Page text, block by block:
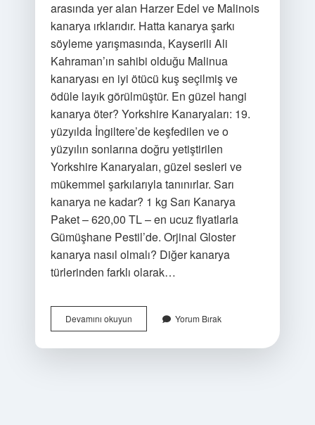
arasında yer alan Harzer Edel ve Malinois
kanarya ırklarıdır. Hatta kanarya şarkı
söyleme yarışmasında, Kayserili Ali
Kahraman’ın sahibi olduğu Malinua
kanaryası en iyi ötücü kuş seçilmiş ve
ödüle layık görülmüştür. En güzel hangi
kanarya öter? Yorkshire Kanaryaları: 19.
yüzyılda İngiltere’de keşfedilen ve o
yüzyılın sonlarına doğru yetiştirilen
Yorkshire Kanaryaları, güzel sesleri ve
mükemmel şarkılarıyla tanınırlar. Sarı
kanarya ne kadar? 1 kg Sarı Kanarya
Paket – 620,00 TL – en ucuz fiyatlarla
Gümüşhane Pestil’de. Orjinal Gloster
kanarya nasıl olmalı? Diğer kanarya
türlerinden farklı olarak…
Devamını okuyunEn
Pahalı
Yorum Bırak